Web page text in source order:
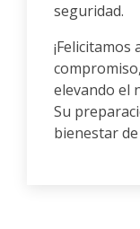
seguridad.
elevando el
Su
bienestar